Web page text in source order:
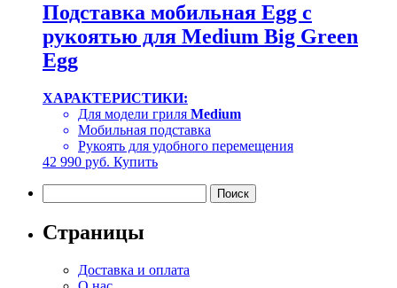
Подставка мобильная Egg с
рукоятью для Medium Big Green
Egg
ХАРАКТЕРИСТИКИ:
Для модели гриля Medium
Мобильная подставка
Рукоять для удобного перемещения
42 990 руб. Купить
Страницы
Доставка и оплата